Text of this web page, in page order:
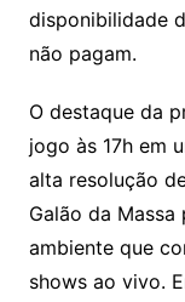
disponibilidade
não pagam.
O destaque da
jogo às 17h em
alta resolução
Galão da
ambiente que
shows ao vivo.